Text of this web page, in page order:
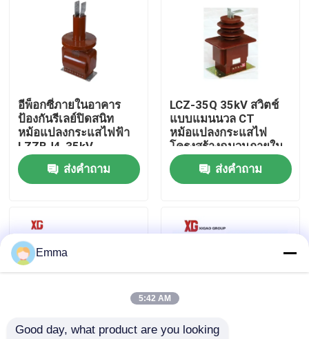
ทัวร์โรงงาน
ควบคุมคุณภาพ
ติดต่อเรา
สวิตช์แบ่งโหลดอากาศ
สวิตช์จ่ายไฟ
อีพ็อกซี่ภายในอาคาร
ป้องกันรีเลย์ปิดสนิท
หม้อแปลงกระแสไฟฟ้า
LZZBJ4-35kV
ส่งคำถาม
LCZ-35Q 35kV สวิตช์
แบบแมนนวล CT
หม้อแปลงกระแสไฟ
โครงสร้างฉนวนภายใน
อาคาร
ส่งคำถาม
Emma
5:42 AM
Good day, what product are you looking